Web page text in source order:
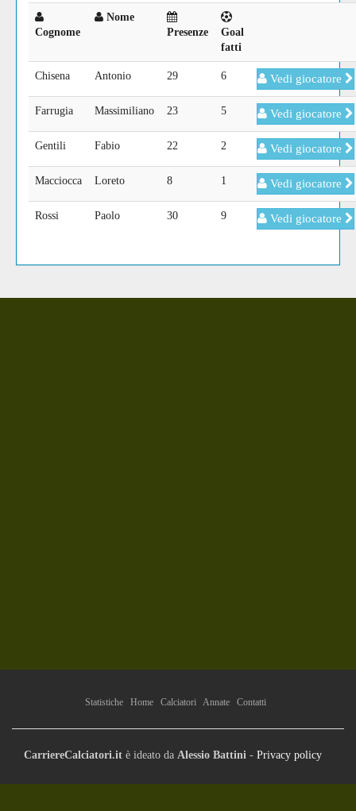
Cognome
Nome
Presenze
Goal
fatti
Chisena Antonio 29 6 Vedi giocatore
Farrugia Massimiliano 23 5 Vedi giocatore
Gentili Fabio 22 2 Vedi giocatore
Macciocca Loreto 8 1 Vedi giocatore
Rossi Paolo 30 9 Vedi giocatore
Statistiche Home Calciatori Annate Contatti
CarriereCalciatori.it è ideato da Alessio Battini - Privacy policy